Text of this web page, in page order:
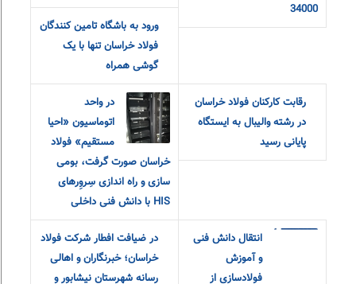
34000
ورود به باشگاه تامین کنندگان
فولاد خراسان تنها با یک
گوشی همراه
رقابت کارکنان فولاد خراسان
در رشته والیبال به ایستگاه
پایانی رسید
در واحد
اتوماسیون «احیا
مستقیم» فولاد
خراسان صورت گرفت، بومی
سازی و راه اندازی سِروِرهای
HIS با دانش فنی داخلی
انتقال دانش فنی
و آموزش
فولادسازی از
در ضیافت افطار شرکت فولاد
خراسان؛ خبرنگاران و اهالی
رسانه شهرستان نیشابور و